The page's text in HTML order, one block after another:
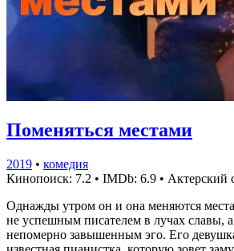
Поменяться местами
2019 • комедия
Кинопоиск: 7.2 • IMDb: 6.9 • Актерский
Однажды утром он и она меняются
не успешным писателем в лучах славы,
непомерно завышенным эго. Его